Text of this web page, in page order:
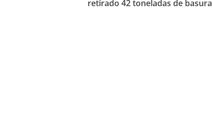
retirado 42 toneladas de basura